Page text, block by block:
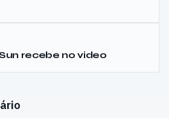
recebe no video